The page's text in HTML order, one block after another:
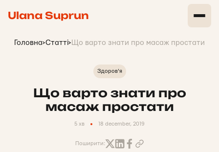
Ulana Suprun
Головна>Статті> Що варто знати про масаж простати
Здоров'я
Що варто знати про
масаж простати
5 хв 18 december, 2019
Поширити: